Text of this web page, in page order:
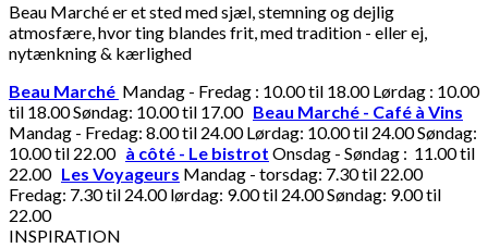
Beau Marché er et sted med sjæl, stemning og dejlig
atmosfære, hvor ting blandes frit, med tradition - eller ej,
nytænkning & kærlighed
Beau Marché Mandag - Fredag : 10.00 til 18.00 Lørdag : 10.00
til 18.00 Søndag: 10.00 til 17.00 Beau Marché - Café à Vins
Mandag - Fredag: 8.00 til 24.00 Lørdag: 10.00 til 24.00 Søndag:
10.00 til 22.00 à côté - Le bistrot Onsdag - Søndag : 11.00 til
22.00 Les Voyageurs Mandag - torsdag: 7.30 til 22.00
Fredag: 7.30 til 24.00 lørdag: 9.00 til 24.00 Søndag: 9.00 til
22.00
INSPIRATION